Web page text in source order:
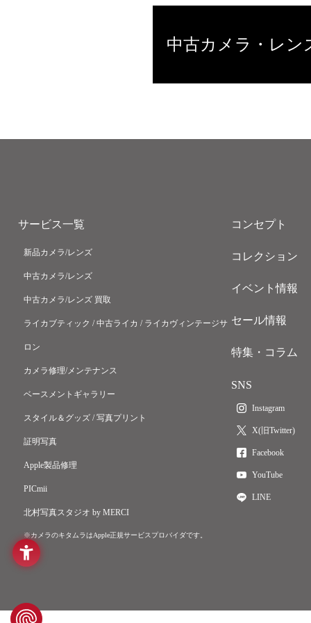
中古カメラ・レン
サービス一覧
新品カメラ/レンズ
中古カメラ/レンズ
中古カメラ/レンズ 買取
ライカブティック / 中古ライカ / ライカヴィンテージサ
ロン
カメラ修理/メンテナンス
ベースメントギャラリー
スタイル＆グッズ / 写真プリント
証明写真
Apple製品修理
PICmii
北村写真スタジオ by MERCI
※カメラのキタムラはApple正規サービスプロバイダです。
コンセプト
コレクション
イベント情報
セール情報
特集・コラム
SNS
Instagram
X(旧Twitter)
Facebook
YouTube
LINE